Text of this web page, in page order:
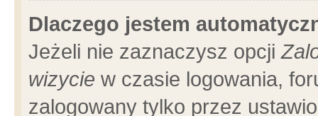
Dlaczego jestem
Jeżeli nie zaznaczysz opcji
wizycie w czasie logowania,
zalogowany tylko przez